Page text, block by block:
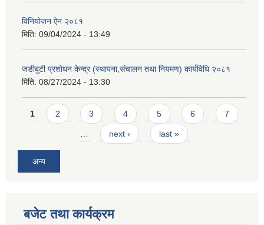
विनियोजन ऐन २०८१
मिति: 09/04/2024 - 13:49
जडीबुटी प्रशोधन केन्द्र (स्थापना,संचालन तथा नियमण) कार्यविधि २०८१
मिति: 08/27/2024 - 13:30
Pages
1 2 3 4 5 6 7
… next › last »
अन्य
बजेट तथा कार्यक्रम